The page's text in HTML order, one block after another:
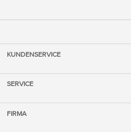
KUNDENSERVICE
SERVICE
FIRMA